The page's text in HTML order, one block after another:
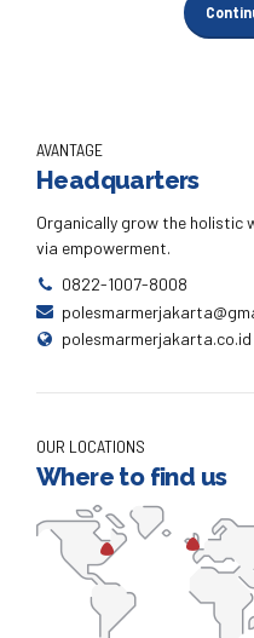
AVANTAGE
Headquarters
Organically grow the holistic
via empowerment.
0822-1007-8008
polesmarmerjakarta.co.id
OUR LOCATIONS
Where to find us